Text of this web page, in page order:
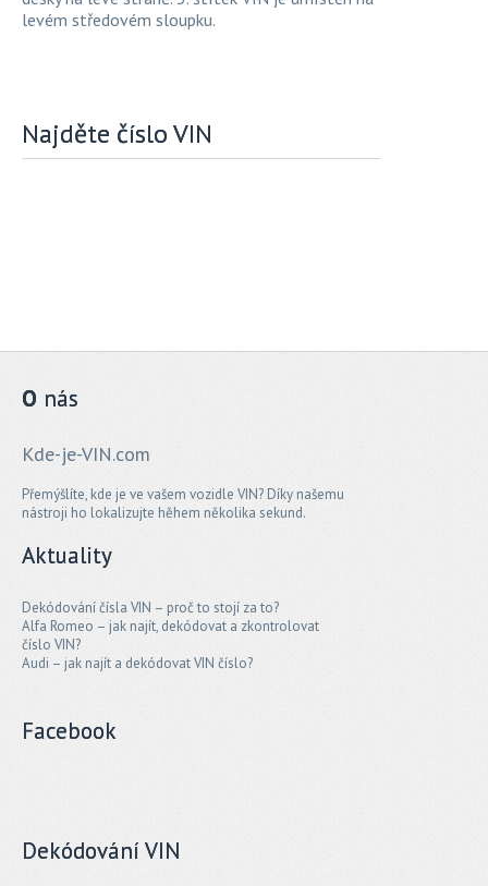
levém středovém sloupku.
Najděte číslo VIN
O nás
Kde-je-VIN.com
Přemýšlíte, kde je ve vašem vozidle VIN? Díky našemu
nástroji ho lokalizujte hěhem několika sekund.
Aktuality
Dekódování čísla VIN – proč to stojí za to?
Alfa Romeo – jak najít, dekódovat a zkontrolovat
číslo VIN?
Audi – jak najít a dekódovat VIN číslo?
Facebook
Dekódování VIN